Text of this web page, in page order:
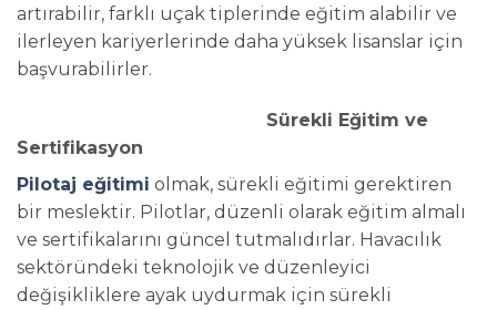
artırabilir, farklı uçak tiplerinde eğitim alabilir ve
ilerleyen kariyerlerinde daha yüksek lisanslar için
başvurabilirler.
Sürekli Eğitim ve
Sertifikasyon
Pilotaj eğitimi olmak, sürekli eğitimi gerektiren
bir meslektir. Pilotlar, düzenli olarak eğitim almalı
ve sertifikalarını güncel tutmalıdırlar. Havacılık
sektöründeki teknolojik ve düzenleyici
değişikliklere ayak uydurmak için sürekli